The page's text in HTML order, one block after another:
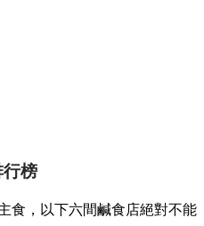
行榜
食，以下六間鹹食店絕對不能